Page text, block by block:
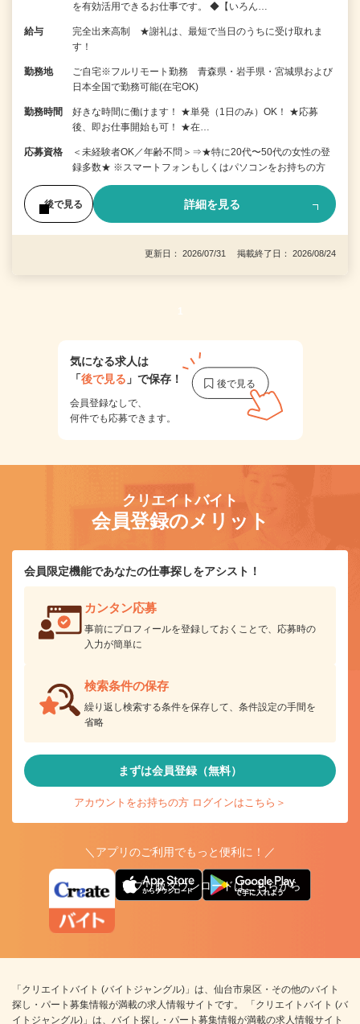
を有効活用できるお仕事です。 ◆【いろん…
給与
完全出来高制 ★謝礼は、最短で当日のうちに受け取れま
す！
勤務地
ご自宅※フルリモート勤務 青森県・岩手県・宮城県および
日本全国で勤務可能(在宅OK)
勤務時間
好きな時間に働けます！ ★単発（1日のみ）OK！ ★応募
後、即お仕事開始も可！ ★在…
応募資格
＜未経験者OK／年齢不問＞⇒★特に20代〜50代の女性の登
録多数★ ※スマートフォンもしくはパソコンをお持ちの方
後で見る 詳細を見る
更新日： 2026/07/31 掲載終了日： 2026/08/24
1
気になる求人は
「後で見る 」で保存！
会員登録なしで、
何件でも応募できます。
クリエイトバイト
会員登録のメリット
会員限定機能であなたの仕事探しをアシスト！
カンタン応募
事前にプロフィールを登録しておくことで、応募時の
入力が簡単に
検索条件の保存
繰り返し検索する条件を保存して、条件設定の手間を
省略
まずは会員登録（無料）
アカウントをお持ちの方 ログインはこちら＞
＼アプリのご利用でもっと便利に！／
アプリ版ダウンロードはこちらから
「クリエイトバイト (バイトジャングル)」は、仙台市泉区・その他のバイト
探し・パート募集情報が満載の求人情報サイトです。 「クリエイトバイト (バ
イトジャングル)」は、バイト探し・パート募集情報が満載の求人情報サイト